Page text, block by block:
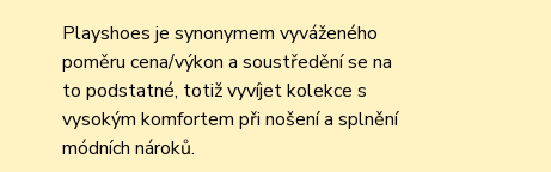
Playshoes je synonymem vyváženého
poměru cena/výkon a soustředění se na
to podstatné, totiž vyvíjet kolekce s
vysokým komfortem při nošení a splnění
módních nároků.